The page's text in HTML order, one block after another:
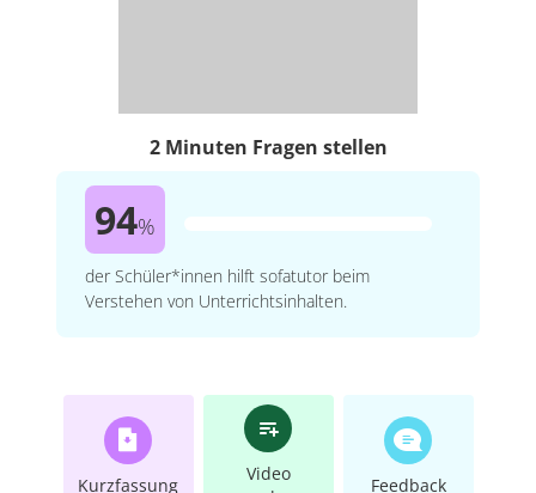
2 Minuten Fragen stellen
94%
der Schüler*innen hilft sofatutor beim
Verstehen von Unterrichtsinhalten.
Kurzfassung
Video
Feedback